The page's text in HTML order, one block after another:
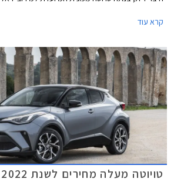
להסתנן ארצה בחסות הייבוא האישי.
קרא עוד
טויוטה מעלה מחירים לשנת 2022